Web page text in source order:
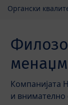
Органски
Компанијата
и внимателно